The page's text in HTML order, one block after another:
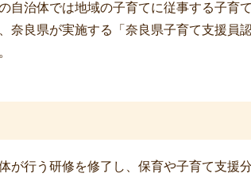
自治体では地域の子育てに従事する子育
奈良県が実施する「奈良県子育て支援員
が行う研修を修了し、保育や子育て支援